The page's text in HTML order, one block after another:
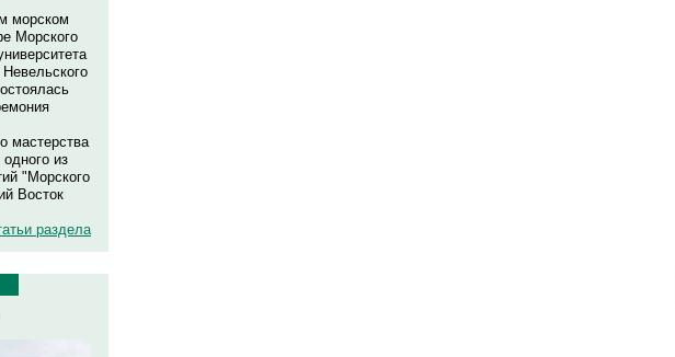
морском
Морского
мастерства
из
"Морского
Восток
раздела